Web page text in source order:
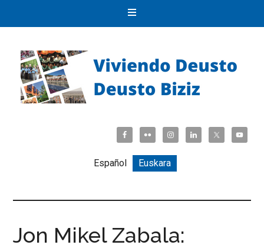
Español Euskara
Jon Mikel Zabala: